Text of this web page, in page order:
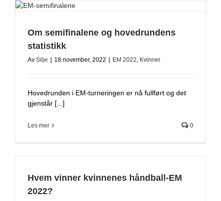
Om semifinalene og hovedrundens
statistikk
Av Silje 18 november, 2022 EM 2022, Kvinner
Hovedrunden i EM-turneringen er nå fullført og det
gjenstår [...]
Les mer 0
Hvem vinner kvinnenes håndball-EM
2022?